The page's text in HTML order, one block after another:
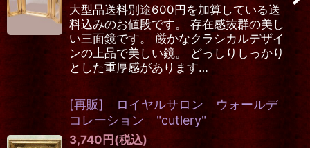
大型品送料別途600円を加算している送
料込みのお値段です。 存在感抜群の美し
い三面鏡です。 厳かなクラシカルデザイ
ンの上品で美しい鏡。 どっしりしっかり
とした重厚感があります…
[再販] ロイヤルサロン ウォールデ
コレーション "cutlery"
3,740 円 (税込)